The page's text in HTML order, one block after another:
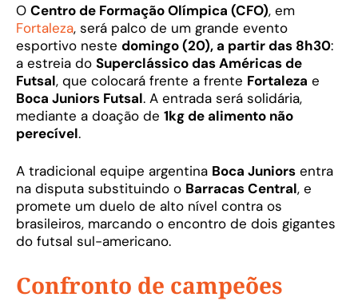
O Centro de Formação Olímpica (CFO), em
Fortaleza, será palco de um grande evento
esportivo neste domingo (20), a partir das 8h30:
a estreia do Superclássico das Américas de
Futsal, que colocará frente a frente Fortaleza e
Boca Juniors Futsal. A entrada será solidária,
mediante a doação de 1kg de alimento não
perecível.
A tradicional equipe argentina Boca Juniors entra
na disputa substituindo o Barracas Central, e
promete um duelo de alto nível contra os
brasileiros, marcando o encontro de dois gigantes
do futsal sul-americano.
Confronto de campeões